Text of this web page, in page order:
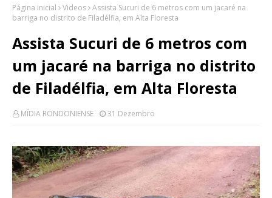
Página inicial Videos Assista Sucuri de 6 metros com um jacaré na
barriga no distrito de Filadélfia, em Alta Floresta
Assista Sucuri de 6 metros com
um jacaré na barriga no distrito
de Filadélfia, em Alta Floresta
MÍDIA RONDONIENSE 31 Dezembro